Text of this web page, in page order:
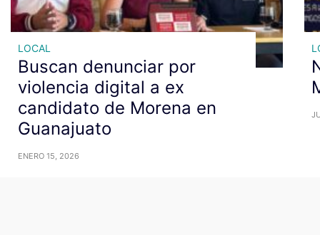
LOCAL
Buscan denunciar por
violencia digital a ex
candidato de Morena en
Guanajuato
ENERO 15, 2026